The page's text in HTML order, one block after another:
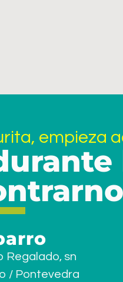
empieza
Regalado, sn
/ Pontevedra